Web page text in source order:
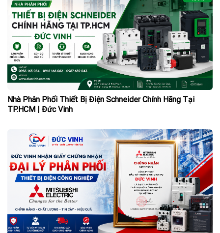
Nhà Phân Phối Thiết Bị Điện Schneider Chính Hãng Tại
TP.HCM | Đức Vinh